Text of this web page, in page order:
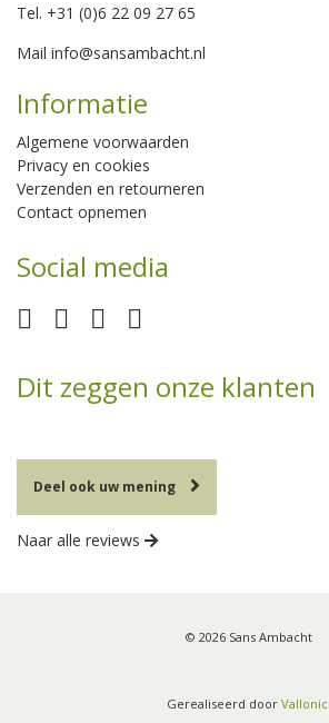
Tel. +31 (0)6 22 09 27 65
Mail info@sansambacht.nl
Informatie
Algemene voorwaarden
Privacy en cookies
Verzenden en retourneren
Contact opnemen
Social media
Dit zeggen onze klanten
Deel ook uw mening
Naar alle reviews
© 2026 Sans Ambacht
Gerealiseerd door Vallonic